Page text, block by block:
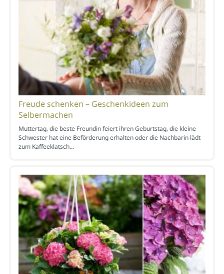
Freude schenken – Geschenkideen zum
Selbermachen
Muttertag, die beste Freundin feiert ihren Geburtstag, die kleine
Schwester hat eine Beförderung erhalten oder die Nachbarin lädt
zum Kaffeeklatsch…